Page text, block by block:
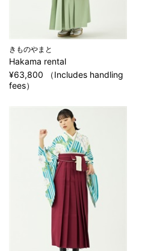
きものやまと
Hakama rental
¥63,800 （Includes handling
fees）